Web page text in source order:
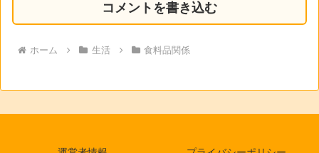
コメントを書き込む
ホーム 生活 食料品関係